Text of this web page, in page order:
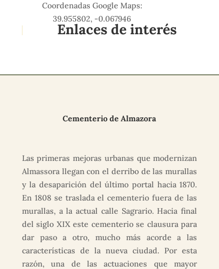
Coordenadas Google Maps:
39.955802, -0.067946
Enlaces de interés
Cementerio de Almazora
Las primeras mejoras urbanas que modernizan
Almassora llegan con el derribo de las murallas
y la desaparición del último portal hacia 1870.
En 1808 se traslada el cementerio fuera de las
murallas, a la actual calle Sagrario. Hacia final
del siglo XIX este cementerio se clausura para
dar paso a otro, mucho más acorde a las
características de la nueva ciudad. Por esta
razón, una de las actuaciones que mayor